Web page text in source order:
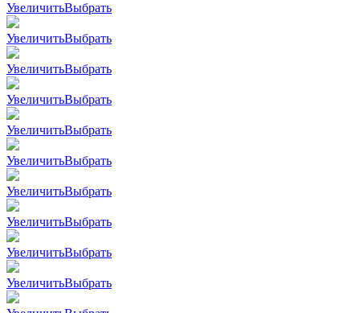
УвеличитьВыбрать
УвеличитьВыбрать
УвеличитьВыбрать
УвеличитьВыбрать
УвеличитьВыбрать
УвеличитьВыбрать
УвеличитьВыбрать
УвеличитьВыбрать
УвеличитьВыбрать
УвеличитьВыбрать